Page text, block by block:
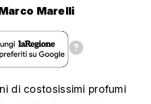
Marelli
di costosissimi profumi